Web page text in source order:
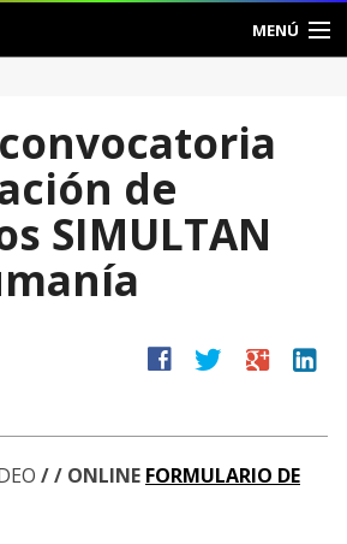
MENÚ
de
SIMULTAN
facebook twitter google linkedin
/ / ONLINE FORMULARIO DE